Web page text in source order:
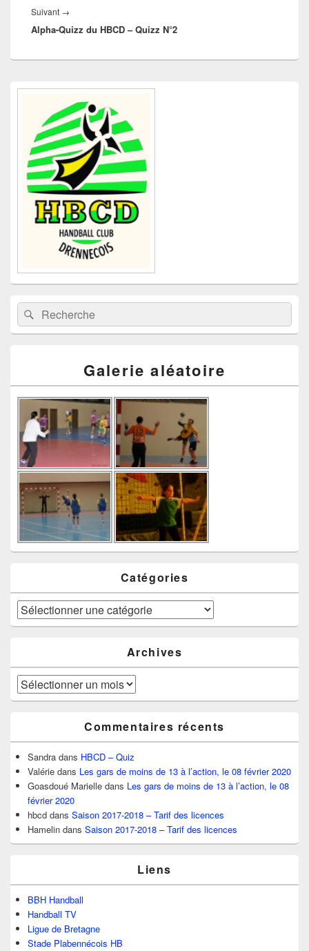
Suivant →
suivant :
Alpha-Quizz du HBCD – Quizz N°2
Zone
barre
latérale
Recherche :Rechercher
Galerie aléatoire
Catégories
Catégories
Archives
Archives
Commentaires récents
Sandra dans HBCD – Quiz
Valérie dans Les gars de moins de 13 à l’action, le 08 février 2020
Goasdoué Marielle dans Les gars de moins de 13 à l’action, le 08
février 2020
hbcd dans Saison 2017-2018 – Tarif des licences
Hamelin dans Saison 2017-2018 – Tarif des licences
Liens
BBH Handball
Handball TV
Ligue de Bretagne
Stade Plabennécois HB